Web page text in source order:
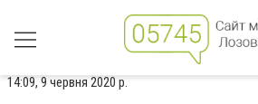
14:09, 9 червня 2020 р.